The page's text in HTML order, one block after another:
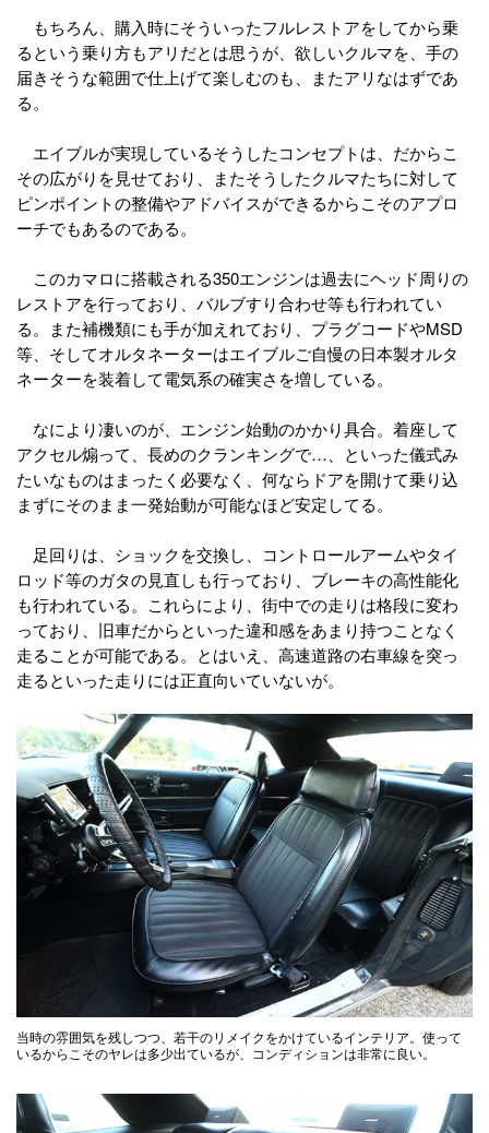
もちろん、購入時にそういったフルレストアをしてから乗
るという乗り方もアリだとは思うが、欲しいクルマを、手の
届きそうな範囲で仕上げて楽しむのも、またアリなはずであ
る。
エイブルが実現しているそうしたコンセプトは、だからこ
その広がりを見せており、またそうしたクルマたちに対して
ピンポイントの整備やアドバイスができるからこそのアプロ
ーチでもあるのである。
このカマロに搭載される350エンジンは過去にヘッド周りの
レストアを行っており、バルブすり合わせ等も行われてい
る。また補機類にも手が加えれており、プラグコードやMSD
等、そしてオルタネーターはエイブルご自慢の日本製オルタ
ネーターを装着して電気系の確実さを増している。
なにより凄いのが、エンジン始動のかかり具合。着座して
アクセル煽って、長めのクランキングで…、といった儀式み
たいなものはまったく必要なく、何ならドアを開けて乗り込
まずにそのまま一発始動が可能なほど安定してる。
足回りは、ショックを交換し、コントロールアームやタイ
ロッド等のガタの見直しも行っており、ブレーキの高性能化
も行われている。これらにより、街中での走りは格段に変わ
っており、旧車だからといった違和感をあまり持つことなく
走ることが可能である。とはいえ、高速道路の右車線を突っ
走るといった走りには正直向いていないが。
当時の雰囲気を残しつつ、若干のリメイクをかけているインテリア。使って
いるからこそのヤレは多少出ているが、コンディションは非常に良い。